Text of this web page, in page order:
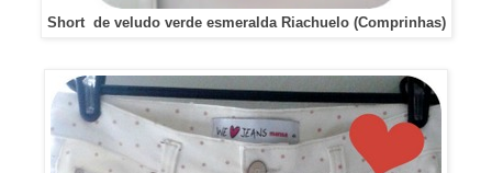
Short de veludo verde esmeralda Riachuelo (Comprinhas)